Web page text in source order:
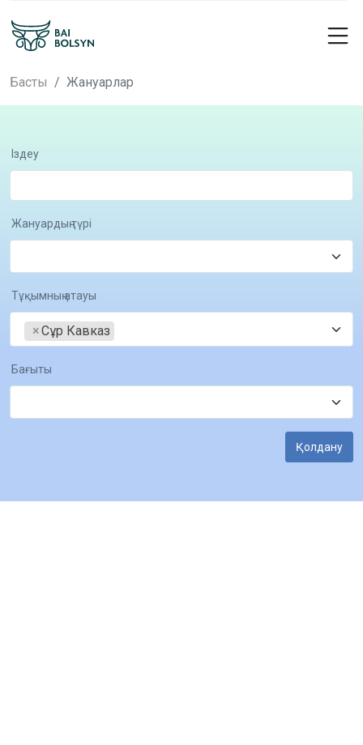
Басты Жануарлар
Іздеу
Жануардың түрі
Тұқымның атауы
×Сұр Кавказ
Бағыты
Қолдану